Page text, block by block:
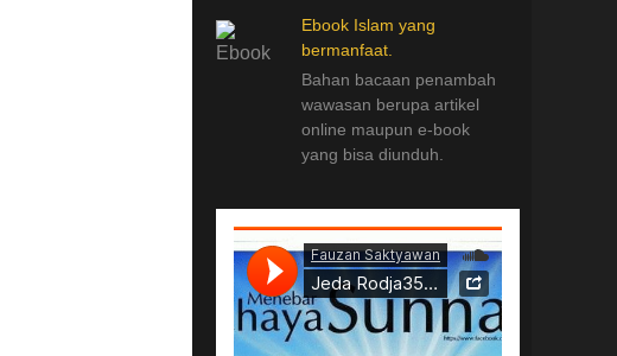
Ebook Islam yang
bermanfaat.
Bahan bacaan penambah
wawasan berupa artikel
online maupun e-book
yang bisa diunduh.